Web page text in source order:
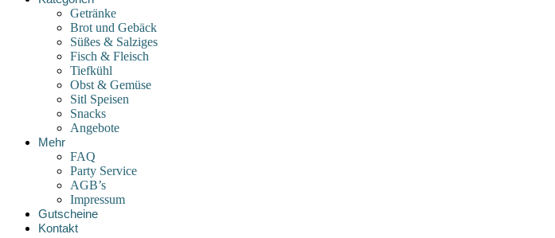
Getränke
Brot und Gebäck
Süßes & Salziges
Fisch & Fleisch
Tiefkühl
Obst & Gemüse
Sitl Speisen
Snacks
Angebote
Mehr
FAQ
Party Service
AGB’s
Impressum
Gutscheine
Kontakt